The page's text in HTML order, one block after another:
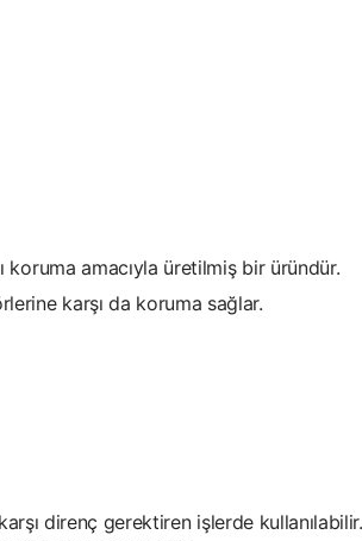
koruma amacıyla üretilmiş bir üründür.
karşı da koruma sağlar.
direnç gerektiren işlerde